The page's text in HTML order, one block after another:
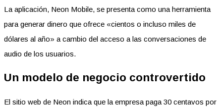
La aplicación, Neon Mobile, se presenta como una herramienta
para generar dinero que ofrece «cientos o incluso miles de
dólares al año» a cambio del acceso a las conversaciones de
audio de los usuarios.
Un modelo de negocio controvertido
El sitio web de Neon indica que la empresa paga 30 centavos por